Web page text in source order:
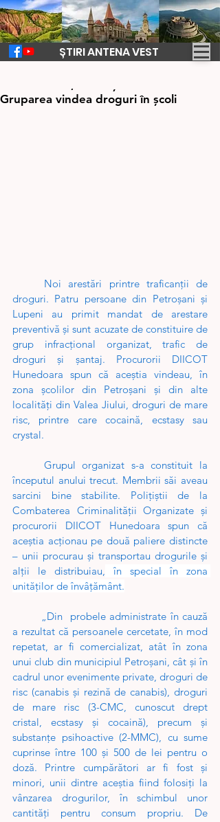
ȘTIRI ANTENA VEST
Gruparea vindea droguri în şcoli
Noi arestări printre traficanții de
droguri. Patru persoane din Petroșani și
Lupeni au primit mandat de arestare
preventivă și sunt acuzate de constituire de
grup infracțional organizat, trafic de
droguri și șantaj. Procurorii DIICOT
Hunedoara spun că aceștia vindeau, în
zona școlilor din Petroșani și din alte
localități din Valea Jiului, droguri de mare
risc, printre care cocaină, ecstasy sau
crystal.
Grupul organizat s-a constituit la
începutul anului trecut. Membrii săi aveau
sarcini bine stabilite. Poliţiştii de la
Combaterea Criminalităţii Organizate şi
procurorii DIICOT Hunedoara spun că
aceştia acţionau pe două paliere distincte
– unii procurau şi transportau drogurile şi
alţii le distribuiau, în special în zona
unităților de învâțământ.
„Din  probele administrate în cauză
a rezultat că persoanele cercetate, în mod
repetat, ar fi comercializat, atât în zona
unui club din municipiul Petroșani, cât și în
cadrul unor evenimente private, droguri de
risc (canabis și rezină de canabis), droguri
de mare risc (3-CMC, cunoscut drept
cristal, ecstasy și cocaină), precum și
substanțe psihoactive (2-MMC), cu sume
cuprinse între 100 și 500 de lei pentru o
doză. Printre cumpărători ar fi fost și
minori, unii dintre aceștia fiind folosiți la
vânzarea drogurilor, în schimbul unor
cantități pentru consum propriu. De